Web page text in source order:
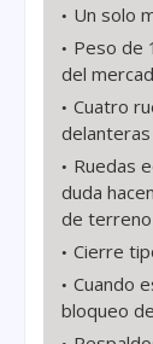
Un solo
Peso de
del
Cuatro
Ruedas
duda
de terreno
Cierre
Cuando
bloqueo